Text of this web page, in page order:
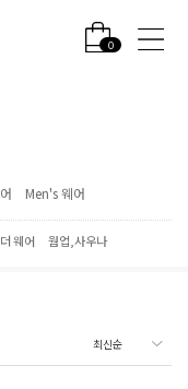
0
Men's 웨어
웨어 웜업,사우나